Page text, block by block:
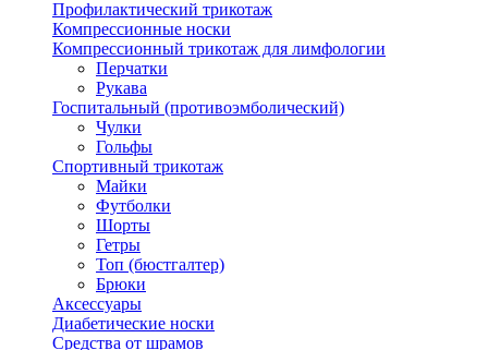
Профилактический трикотаж
Компрессионные носки
Компрессионный трикотаж для лимфологии
Перчатки
Рукава
Госпитальный (противоэмболический)
Чулки
Гольфы
Спортивный трикотаж
Майки
Футболки
Шорты
Гетры
Топ (бюстгалтер)
Брюки
Аксессуары
Диабетические носки
Средства от шрамов